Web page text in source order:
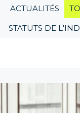
et
ACTUALITÉS
STATUTS DE